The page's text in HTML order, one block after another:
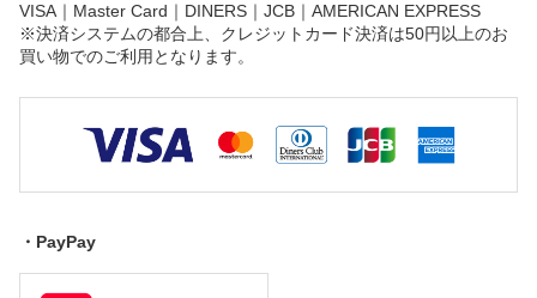
VISA｜Master Card｜DINERS｜JCB｜AMERICAN EXPRESS
※決済システムの都合上、クレジットカード決済は50円以上のお
買い物でのご利用となります。
・PayPay